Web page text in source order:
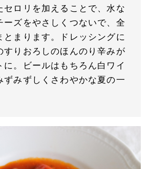
セロリを加えることで、水な
ーズをやさしくつないで、全
とまります。ドレッシングに
すりおろしのほんのり辛みが
に。ビールはもちろん白ワイ
ずみずしくさわやかな夏の一